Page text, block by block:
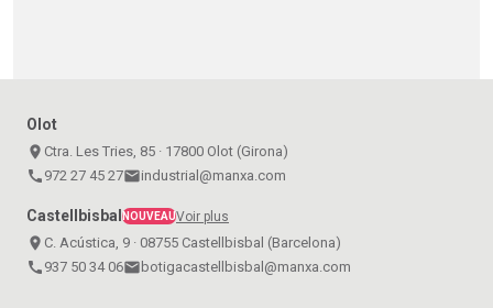
Olot
place Ctra. Les Tries, 85 · 17800 Olot (Girona)
call 972 27 45 27emailindustrial@manxa.com
Castellbisbal NOUVEAUVoir plus
place C. Acústica, 9 · 08755 Castellbisbal (Barcelona)
call 937 50 34 06email botigacastellbisbal@manxa.com